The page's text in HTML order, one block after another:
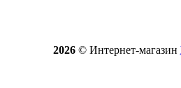
2026© Интернет-магазин